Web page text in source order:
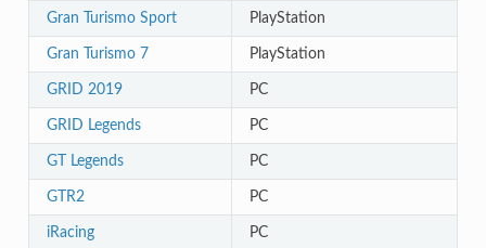
Gran Turismo Sport PlayStation
Gran Turismo 7 PlayStation
GRID 2019 PC
GRID Legends PC
GT Legends PC
GTR2 PC
iRacing PC